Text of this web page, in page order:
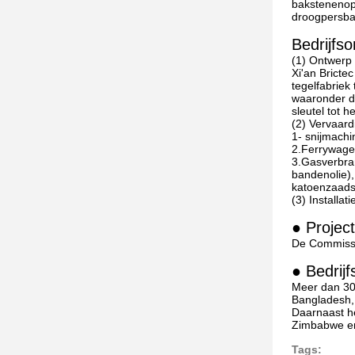
(1) Ontwerp
Xi'an
tegelfabriek
waaronder
sleutel tot
(2)
1-
(3)
●
De
●
Meer dan
Daarnaast
Zimbabwe
Tags: